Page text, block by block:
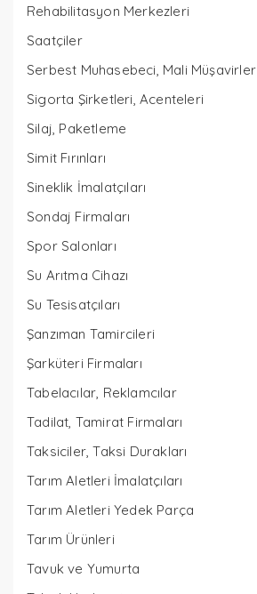
Rehabilitasyon Merkezleri
Saatçiler
Serbest Muhasebeci, Mali Müşavirler
Sigorta Şirketleri, Acenteleri
Silaj, Paketleme
Simit Fırınları
Sineklik İmalatçıları
Sondaj Firmaları
Spor Salonları
Su Arıtma Cihazı
Su Tesisatçıları
Şanzıman Tamircileri
Şarküteri Firmaları
Tabelacılar, Reklamcılar
Tadilat, Tamirat Firmaları
Taksiciler, Taksi Durakları
Tarım Aletleri İmalatçıları
Tarım Aletleri Yedek Parça
Tarım Ürünleri
Tavuk ve Yumurta